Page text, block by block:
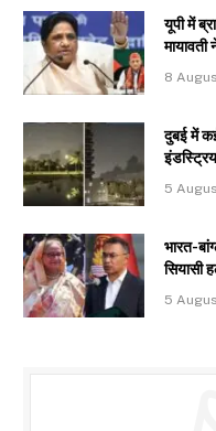
यूपी में
8
दुबई में
5
भारत-
सियासी
5